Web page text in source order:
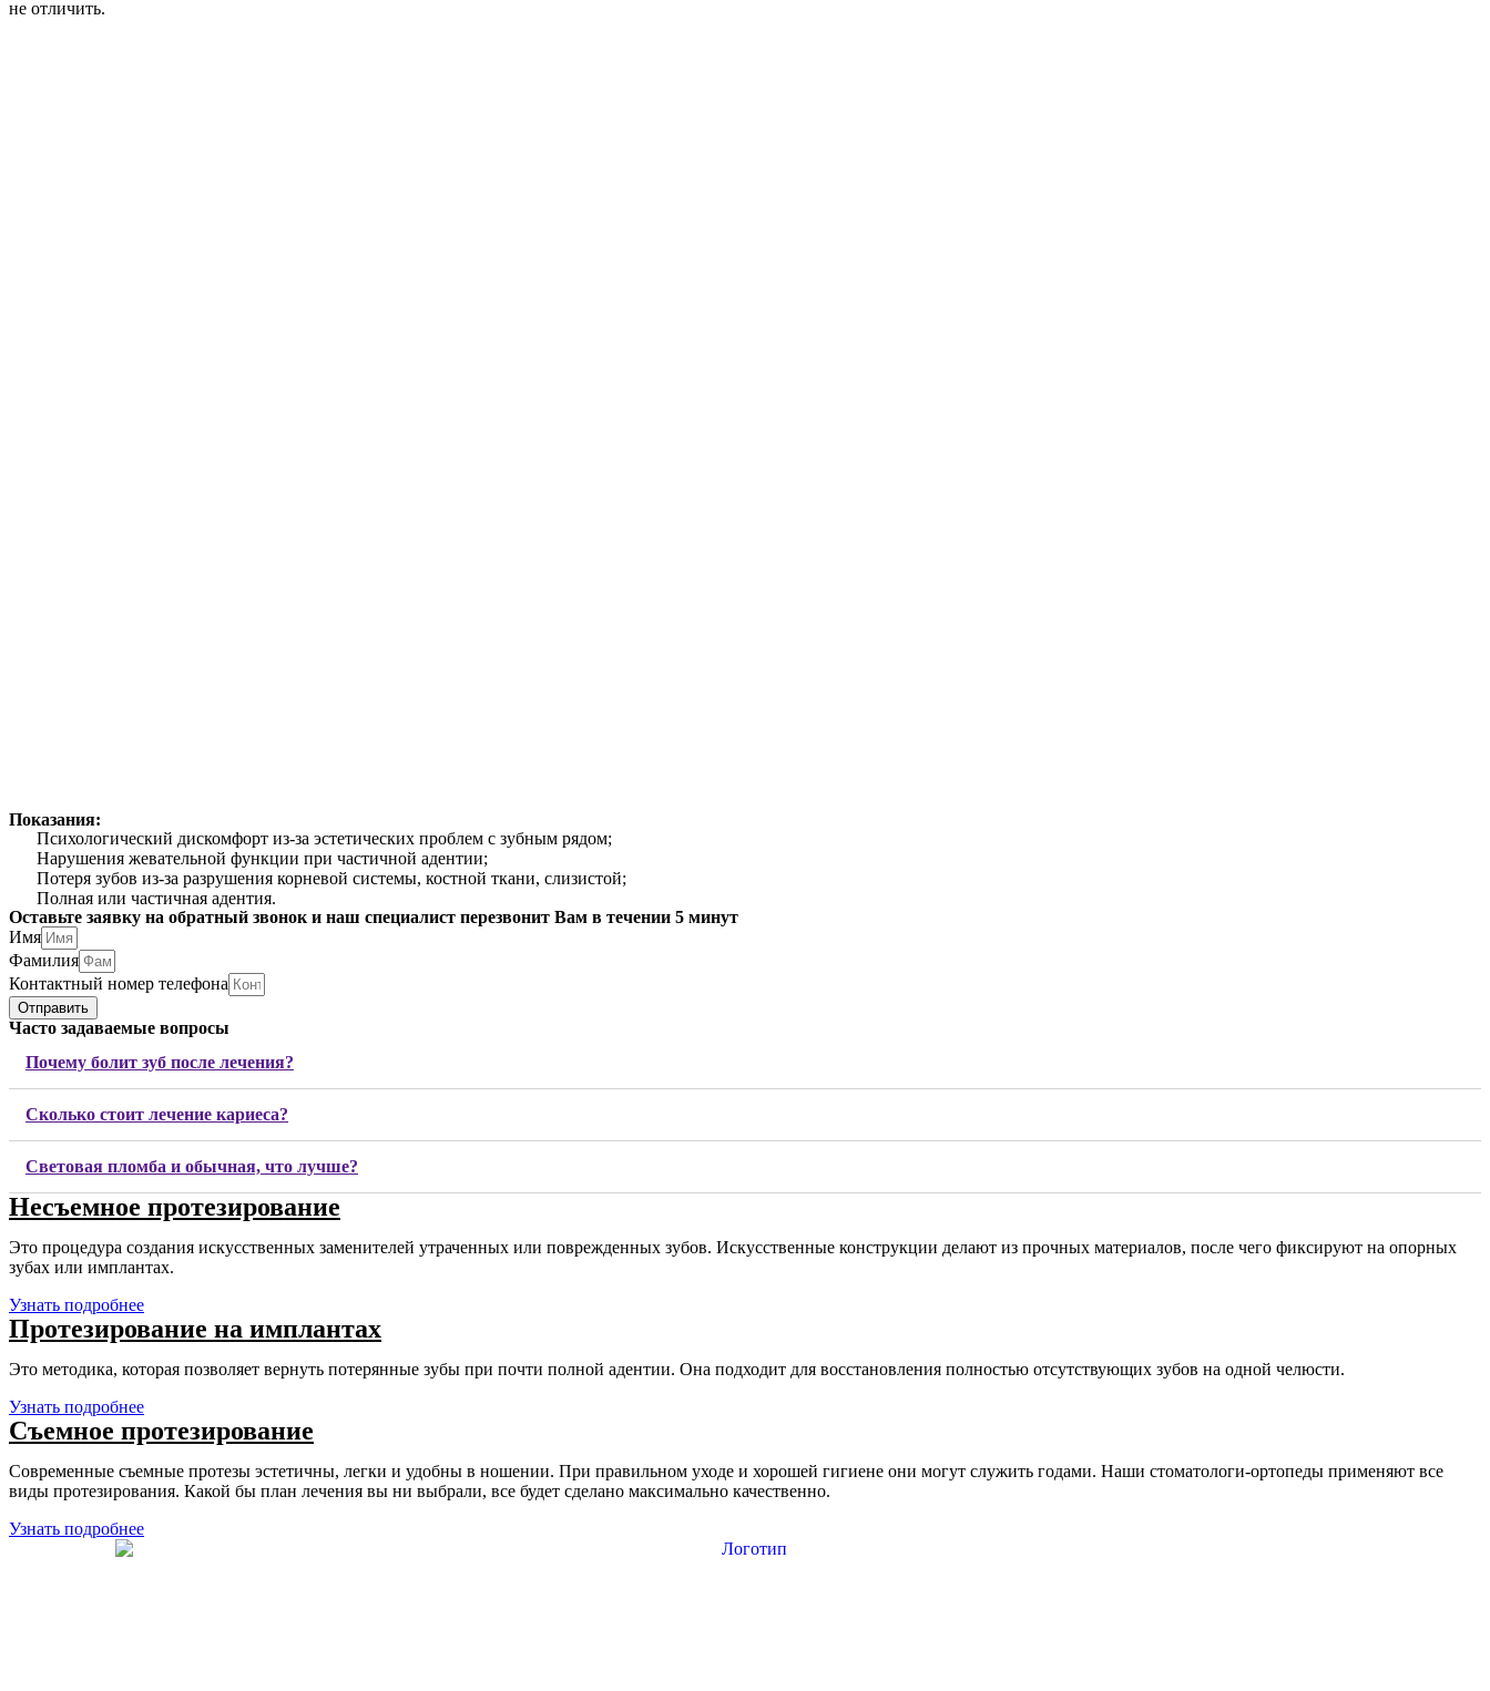
не отличить.
Показания:
Психологический дискомфорт из-за эстетических проблем с зубным рядом;
Нарушения жевательной функции при частичной адентии;
Потеря зубов из-за разрушения корневой системы, костной ткани, слизистой;
Полная или частичная адентия.
Оставьте заявку на обратный звонок и наш специалист перезвонит Вам в течении 5 минут
Имя
Фамилия
Контактный номер телефона
Отправить
Часто задаваемые вопросы
Почему болит зуб после лечения?
Сколько стоит лечение кариеса?
Световая пломба и обычная, что лучше?
Несъемное протезирование
Это процедура создания искусственных заменителей утраченных или поврежденных зубов. Искусственные конструкции делают из прочных материалов, после чего фиксируют на опорных
зубах или имплантах.
Узнать подробнее
Протезирование на имплантах
Это методика, которая позволяет вернуть потерянные зубы при почти полной адентии. Она подходит для восстановления полностью отсутствующих зубов на одной челюсти.
Узнать подробнее
Съемное протезирование
Современные съемные протезы эстетичны, легки и удобны в ношении. При правильном уходе и хорошей гигиене они могут служить годами. Наши стоматологи-ортопеды применяют все
виды протезирования. Какой бы план лечения вы ни выбрали, все будет сделано максимально качественно.
Узнать подробнее